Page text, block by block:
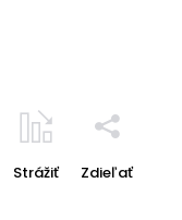
Strážiť Zdieľať